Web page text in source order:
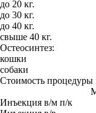
до 20 кг.
до 30 кг.
до 40 кг.
свыше 40 кг.
Остеосинтез:
кошки
собаки
Стоимость процедуры
Инъекция в/м п/к